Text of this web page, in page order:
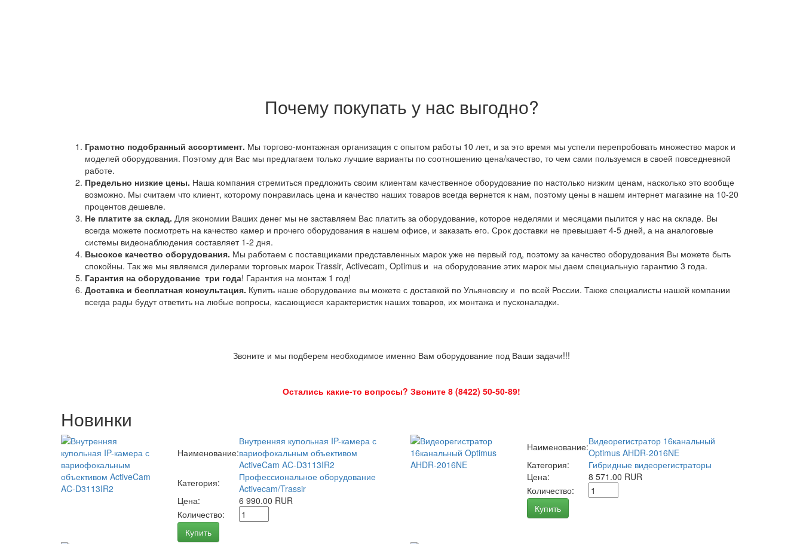
Почему покупать у нас выгодно?
Грамотно подобранный ассортимент. Мы торгово-монтажная организация с опытом работы 10 лет, и за это время мы успели перепробовать множество марок и
моделей оборудования. Поэтому для Вас мы предлагаем только лучшие варианты по соотношению цена/качество, то чем сами пользуемся в своей повседневной
работе.
Предельно низкие цены. Наша компания стремиться предложить своим клиентам качественное оборудование по настолько низким ценам, насколько это вообще
возможно. Мы считаем что клиент, которому понравилась цена и качество наших товаров всегда вернется к нам, поэтому цены в нашем интернет магазине на 10-20
процентов дешевле.
Не платите за склад. Для экономии Ваших денег мы не заставляем Вас платить за оборудование, которое неделями и месяцами пылится у нас на складе. Вы
всегда можете посмотреть на качество камер и прочего оборудования в нашем офисе, и заказать его. Срок доставки не превышает 4-5 дней, а на аналоговые
системы видеонаблюдения составляет 1-2 дня.
Высокое качество оборудования. Мы работаем с поставщиками представленных марок уже не первый год, поэтому за качество оборудования Вы можете быть
спокойны. Так же мы являемся дилерами торговых марок Trassir, Activecam, Optimus и на оборудование этих марок мы даем специальную гарантию 3 года.
Гарантия на оборудование три года! Гарантия на монтаж 1 год!
Доставка и бесплатная консультация. Купить наше оборудование вы можете с доставкой по Ульяновску и по всей России. Также специалисты нашей компании
всегда рады будут ответить на любые вопросы, касающиеся характеристик наших товаров, их монтажа и пусконаладки.
Звоните и мы подберем необходимое именно Вам оборудование под Ваши задачи!!!
Остались какие-то вопросы? Звоните 8 (8422) 50-50-89!
Новинки
Наименование:
Внутренняя купольная IP-камера с
вариофокальным объективом
ActiveCam AC-D3113IR2
Категория:
Профессиональное оборудование
Activecam/Trassir
Цена:
6 990.00 RUR
Количество:
Купить
Наименование:Видеорегистратор 16канальный
Optimus AHDR-2016NE
Категория:
Гибридные видеорегистраторы
Цена:
8 571.00 RUR
Количество:
Купить